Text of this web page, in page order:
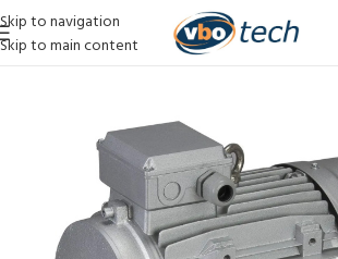
Skip to navigation
Skip to main content